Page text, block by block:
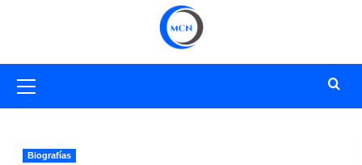
primario
Biografías